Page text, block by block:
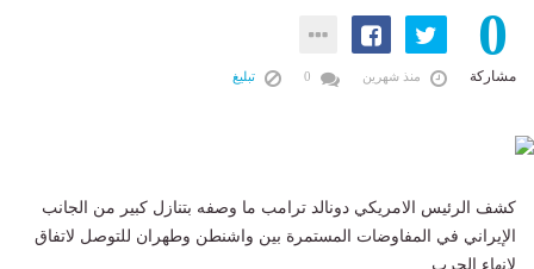
0
مشاركة منذ شهرين تبليغ
كشف الرئيس الامريكي دونالد ترامب ما وصفه بتنازل كبير من الجانب
الإيراني في المفاوضات المستمرة بين واشنطن وطهران للتوصل لاتفاق
لإنهاء الحرب.